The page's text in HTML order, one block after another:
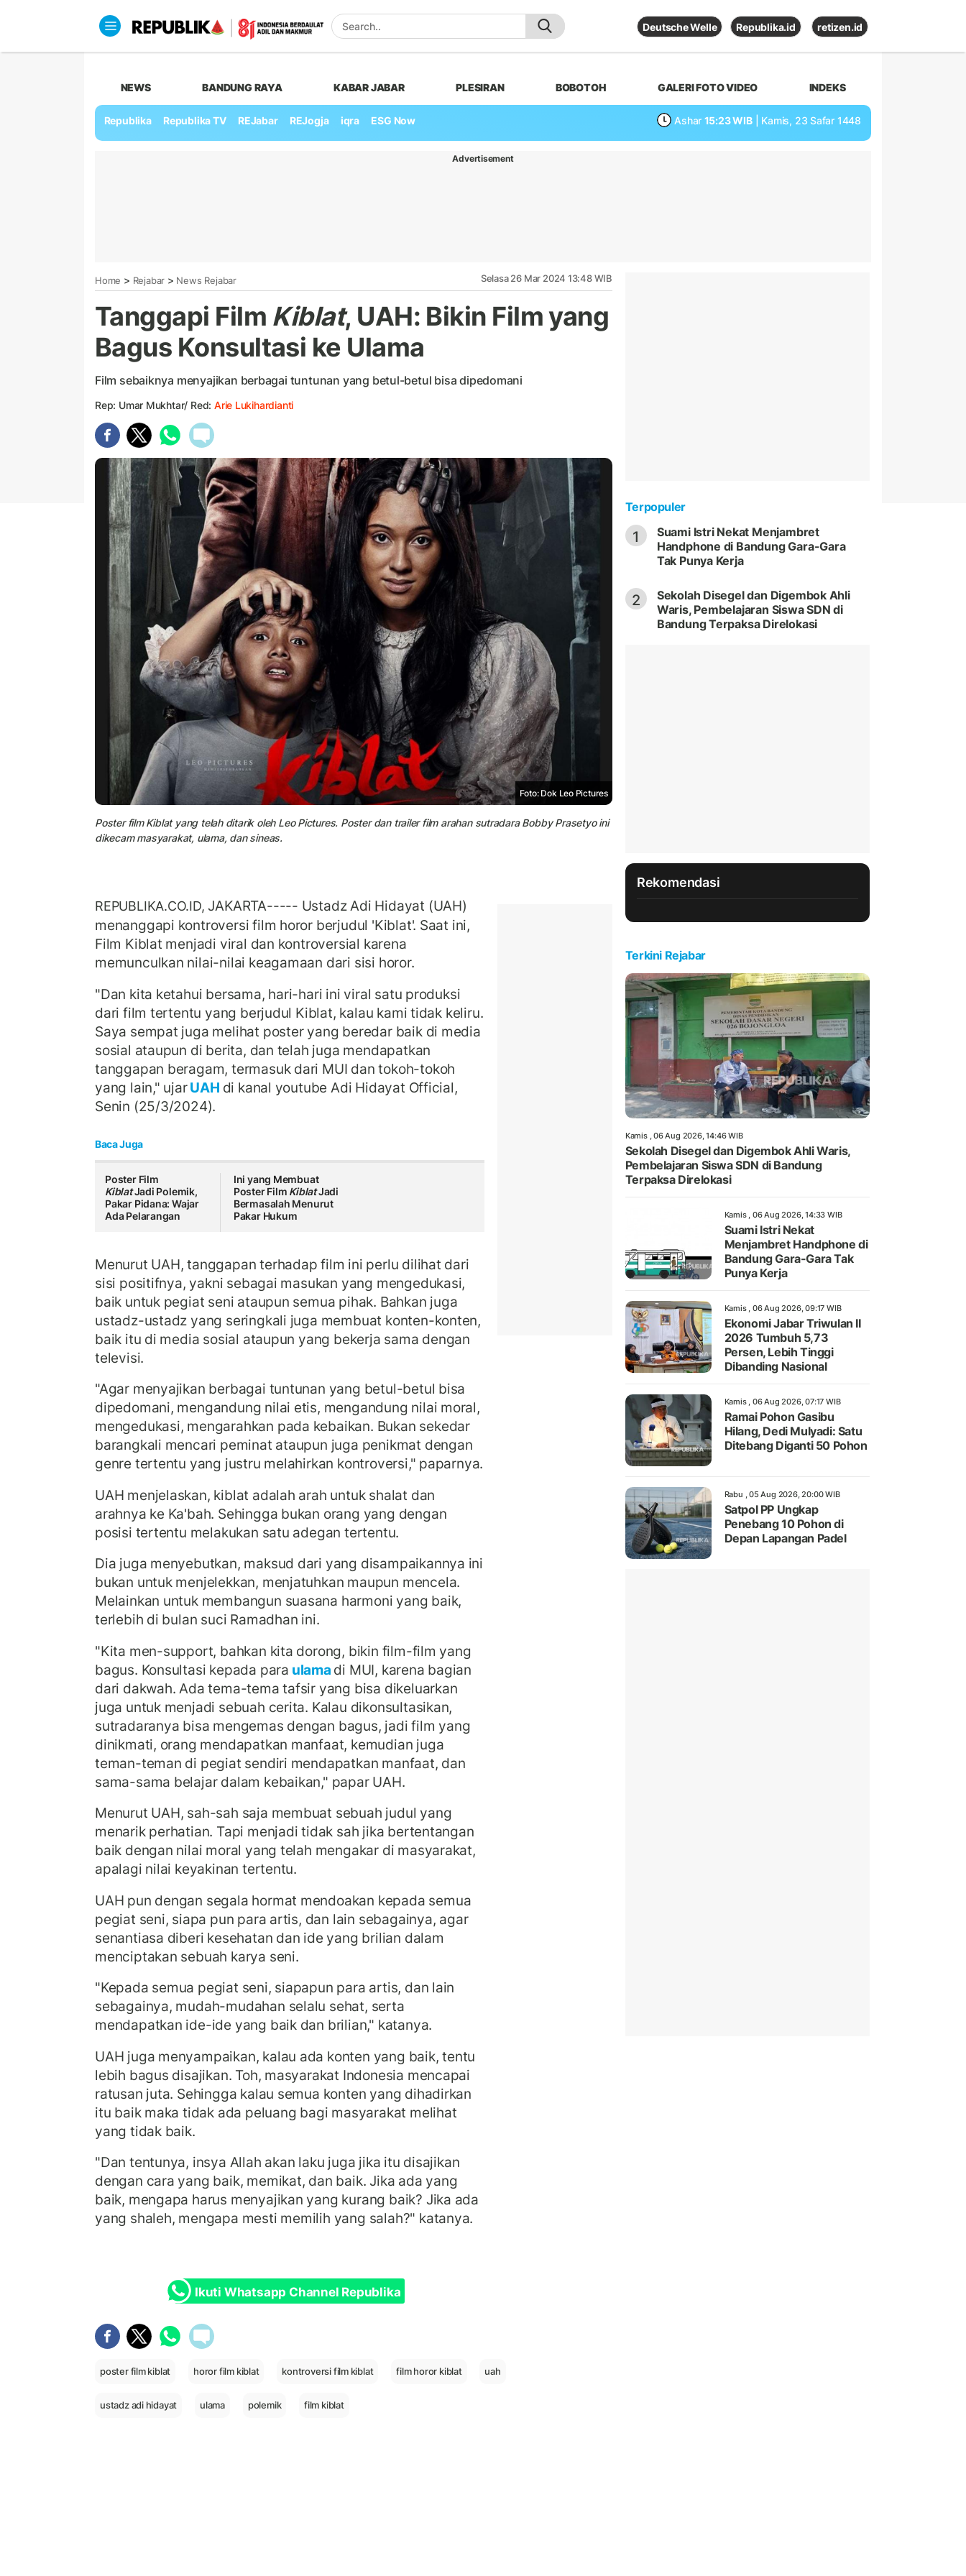
Deutsche Welle Republika.id retizen.id
NEWS BANDUNG RAYA KABAR JABAR PLESIRAN BOBOTOH GALERI FOTO VIDEO INDEKS
Republika Republika TV REJabar REJogja iqra ESG Now Ashar 15:23 WIB | Kamis, 23 Safar 1448
Advertisement
Home > Rejabar > News Rejabar Selasa 26 Mar 2024 13:48 WIB
Tanggapi Film Kiblat, UAH: Bikin Film yang
Bagus Konsultasi ke Ulama
Film sebaiknya menyajikan berbagai tuntunan yang betul-betul bisa dipedomani
Rep: Umar Mukhtar/ Red: Arie Lukihardianti
Foto: Dok Leo Pictures
Poster film Kiblat yang telah ditarik oleh Leo Pictures. Poster dan trailer film arahan sutradara Bobby Prasetyo ini
dikecam masyarakat, ulama, dan sineas.
REPUBLIKA.CO.ID,JAKARTA----- Ustadz Adi Hidayat (UAH)
menanggapi kontroversi film horor berjudul 'Kiblat'. Saat ini,
Film Kiblat menjadi viral dan kontroversial karena
memunculkan nilai-nilai keagamaan dari sisi horor.
"Dan kita ketahui bersama, hari-hari ini viral satu produksi
dari film tertentu yang berjudul Kiblat, kalau kami tidak keliru.
Saya sempat juga melihat poster yang beredar baik di media
sosial ataupun di berita, dan telah juga mendapatkan
tanggapan beragam, termasuk dari MUI dan tokoh-tokoh
yang lain," ujarUAH di kanal youtube Adi Hidayat Official,
Senin (25/3/2024).
Baca Juga
Poster Film
KiblatJadi Polemik,
Pakar Pidana: Wajar
Ada Pelarangan
Ini yang Membuat
Poster Film KiblatJadi
Bermasalah Menurut
Pakar Hukum
Menurut UAH, tanggapan terhadap film ini perlu dilihat dari
sisi positifnya, yakni sebagai masukan yang mengedukasi,
baik untuk pegiat seni ataupun semua pihak. Bahkan juga
ustadz-ustadz yang seringkali juga membuat konten-konten,
baik itu di media sosial ataupun yang bekerja sama dengan
televisi.
"Agar menyajikan berbagai tuntunan yang betul-betul bisa
dipedomani, mengandung nilai etis, mengandung nilai moral,
mengedukasi, mengarahkan pada kebaikan. Bukan sekedar
barangkali mencari peminat ataupun juga penikmat dengan
genre tertentu yang justru melahirkan kontroversi," paparnya.
UAH menjelaskan, kiblat adalah arah untuk shalat dan
arahnya ke Ka'bah. Sehingga bukan orang yang dengan
posisi tertentu melakukan satu adegan tertentu.
Dia juga menyebutkan, maksud dari yang disampaikannya ini
bukan untuk menjelekkan, menjatuhkan maupun mencela.
Melainkan untuk membangun suasana harmoni yang baik,
terlebih di bulan suci Ramadhan ini.
"Kita men-support, bahkan kita dorong, bikin film-film yang
bagus. Konsultasi kepada para ulama di MUI, karena bagian
dari dakwah. Ada tema-tema tafsir yang bisa dikeluarkan
juga untuk menjadi sebuah cerita. Kalau dikonsultasikan,
sutradaranya bisa mengemas dengan bagus, jadi film yang
dinikmati, orang mendapatkan manfaat, kemudian juga
teman-teman di pegiat sendiri mendapatkan manfaat, dan
sama-sama belajar dalam kebaikan," papar UAH.
Menurut UAH, sah-sah saja membuat sebuah judul yang
menarik perhatian. Tapi menjadi tidak sah jika bertentangan
baik dengan nilai moral yang telah mengakar di masyarakat,
apalagi nilai keyakinan tertentu.
UAH pun dengan segala hormat mendoakan kepada semua
pegiat seni, siapa pun para artis, dan lain sebagainya, agar
senantiasa diberi kesehatan dan ide yang brilian dalam
menciptakan sebuah karya seni.
"Kepada semua pegiat seni, siapapun para artis, dan lain
sebagainya, mudah-mudahan selalu sehat, serta
mendapatkan ide-ide yang baik dan brilian," katanya.
UAH juga menyampaikan, kalau ada konten yang baik, tentu
lebih bagus disajikan. Toh, masyarakat Indonesia mencapai
ratusan juta. Sehingga kalau semua konten yang dihadirkan
itu baik maka tidak ada peluang bagi masyarakat melihat
yang tidak baik.
"Dan tentunya, insya Allah akan laku juga jika itu disajikan
dengan cara yang baik, memikat, dan baik. Jika ada yang
baik, mengapa harus menyajikan yang kurang baik? Jika ada
yang shaleh, mengapa mesti memilih yang salah?" katanya.
Ikuti Whatsapp Channel Republika
poster film kiblat horor film kiblat kontroversi film kiblat film horor kiblat uah
ustadz adi hidayat ulama polemik film kiblat
Terpopuler
1
Suami Istri Nekat Menjambret
Handphone di Bandung Gara-Gara
Tak Punya Kerja
2
Sekolah Disegel dan Digembok Ahli
Waris, Pembelajaran Siswa SDN di
Bandung Terpaksa Direlokasi
Rekomendasi
Terkini Rejabar
Kamis , 06 Aug 2026, 14:46 WIB
Sekolah Disegel dan Digembok Ahli Waris,
Pembelajaran Siswa SDN di Bandung
Terpaksa Direlokasi
Kamis , 06 Aug 2026, 14:33 WIB
Suami Istri Nekat
Menjambret Handphone di
Bandung Gara-Gara Tak
Punya Kerja
Kamis , 06 Aug 2026, 09:17 WIB
Ekonomi Jabar Triwulan II
2026 Tumbuh 5,73
Persen, Lebih Tinggi
Dibanding Nasional
Kamis , 06 Aug 2026, 07:17 WIB
Ramai Pohon Gasibu
Hilang, Dedi Mulyadi: Satu
Ditebang Diganti 50 Pohon
Rabu , 05 Aug 2026, 20:00 WIB
Satpol PP Ungkap
Penebang 10 Pohon di
Depan Lapangan Padel